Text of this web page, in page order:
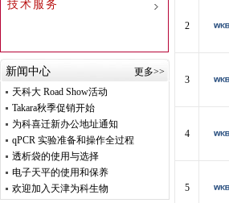
技术服务
新闻中心
更多>>
天科大 Road Show活动
Takara秋季促销开始
为科喜迁新办公地址通知
qPCR 实验准备和操作全过程
透析袋的使用与选择
电子天平的使用和保养
欢迎加入天津为科生物
2
3
4
5